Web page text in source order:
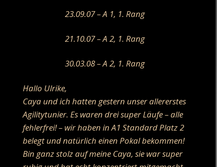
23.09.07 – A 1, 1. Rang
21.10.07 – A 2, 1. Rang
30.03.08 – A 2, 1. Rang
Hallo Ulrike,
Caya und ich hatten gestern unser allererstes
Agilitytunier. Es waren drei super Läufe – alle
fehlerfrei! – wir haben in A1 Standard Platz 2
belegt und natürlich einen Pokal bekommen!
Bin ganz stolz auf meine Caya, sie war super